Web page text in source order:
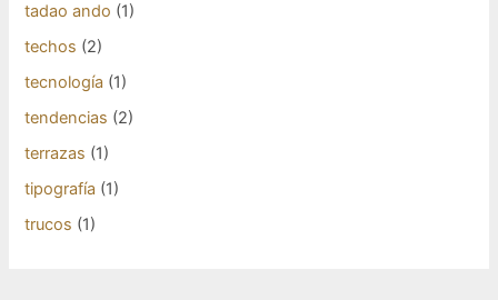
tadao ando (1)
techos (2)
tecnología (1)
tendencias (2)
terrazas (1)
tipografía (1)
trucos (1)